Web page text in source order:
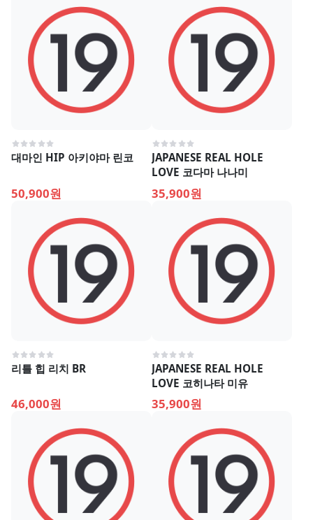
대마인 HIP 아키야마 린코
50,900원
JAPANESE REAL HOLE
LOVE 코다마 나나미
35,900원
리틀 힙 리치 BR
46,000원
JAPANESE REAL HOLE
LOVE 코히나타 미유
35,900원